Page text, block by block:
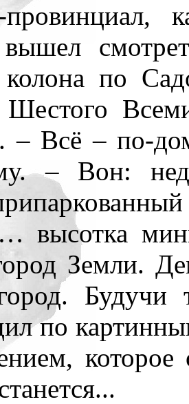
вышел
колона по
Шестого
– Всё – по-
– Вон:
высотка
Земли.
по